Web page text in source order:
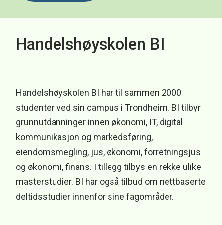
Handelshøyskolen BI
Handelshøyskolen BI har til sammen 2000
studenter ved sin campus i Trondheim. BI tilbyr
grunnutdanninger innen økonomi, IT, digital
kommunikasjon og markedsføring,
eiendomsmegling, jus, økonomi, forretningsjus
og økonomi, finans. I tillegg tilbys en rekke ulike
masterstudier. BI har også tilbud om nettbaserte
deltidsstudier innenfor sine fagområder.